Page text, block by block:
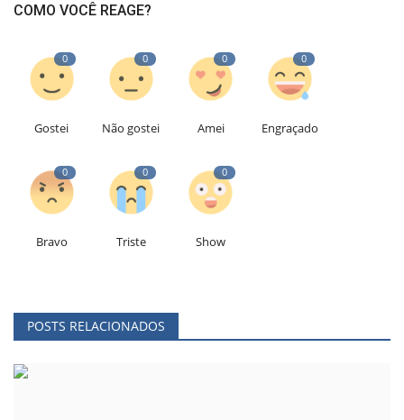
COMO VOCÊ REAGE?
0
Gostei
0
Não gostei
0
Amei
0
Engraçado
0
Bravo
0
Triste
0
Show
POSTS RELACIONADOS